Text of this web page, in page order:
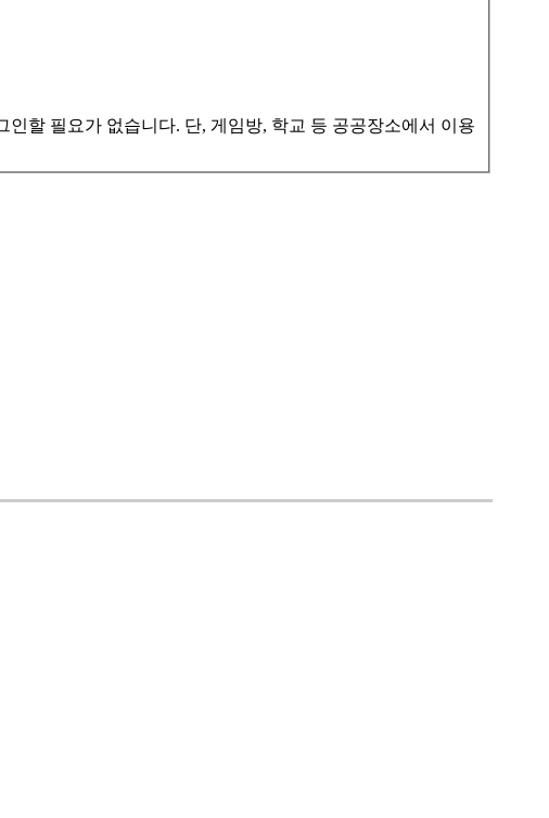
할 필요가 없습니다. 단, 게임방, 학교 등 공공장소에서 이용